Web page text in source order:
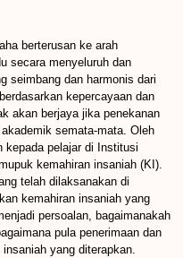
berterusan ke arah
secara menyeluruh dan
seimbang dan harmonis dari
kepercayaan dan
akan berjaya jika penekanan
semata-mata. Oleh
pelajar di Institusi
kemahiran insaniah (KI).
telah dilaksanakan di
kemahiran insaniah yang
persoalan, bagaimanakah
pula penerimaan dan
yang diterapkan.